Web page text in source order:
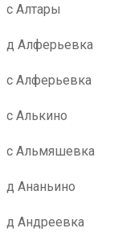
с Алтары
д Алферьевка
с Алферьевка
с Алькино
с Альмяшевка
д Ананьино
д Андреевка